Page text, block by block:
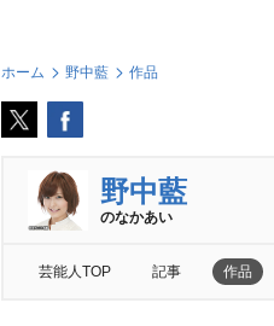
ホーム 野中藍 作品
野中藍
のなかあい
芸能人TOP 記事 作品